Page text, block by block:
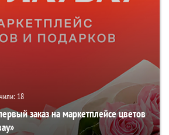
18
заказ на маркетплейсе цветов